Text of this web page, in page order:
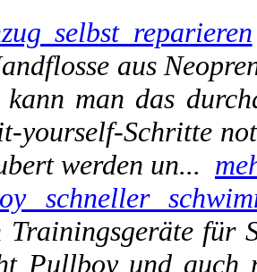
selbst reparieren
aus
man das
yourself-Schritte
werden un...
schneller
Trainingsgeräte
Pullboy und auch